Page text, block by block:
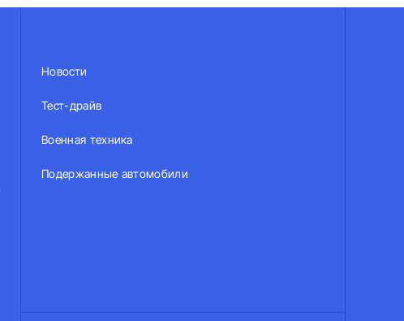
Новости
Тест-драйв
Военная техника
Подержанные автомобили